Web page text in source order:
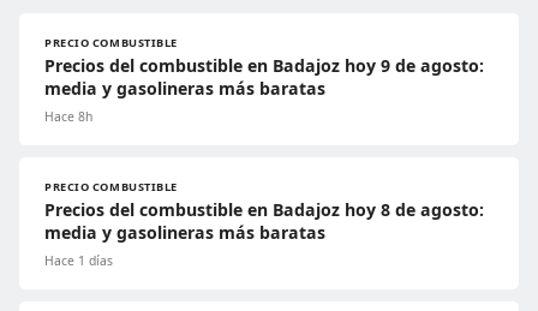
PRECIO COMBUSTIBLE
Precios del combustible en Badajoz hoy 9 de agosto:
media y gasolineras más baratas
Hace 8h
PRECIO COMBUSTIBLE
Precios del combustible en Badajoz hoy 8 de agosto:
media y gasolineras más baratas
Hace 1 días